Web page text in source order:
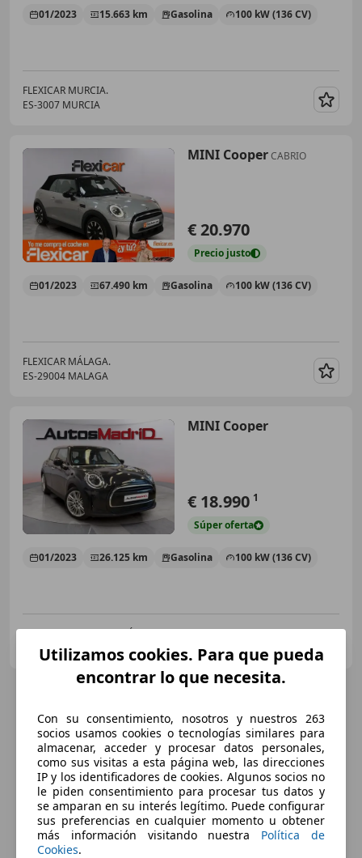
01/2023 15.663 km Gasolina 100 kW (136 CV)
FLEXICAR MURCIA.
ES-3007 MURCIA
MINI CooperCABRIO
€ 20.970
Precio justo
01/2023 67.490 km Gasolina 100 kW (136 CV)
FLEXICAR MÁLAGA.
ES-29004 MALAGA
MINI Cooper
€ 18.990 1
Súperoferta
01/2023 26.125 km Gasolina 100 kW (136 CV)
AUTOS MADRID ALCALÁ DE HENARES
ES-28806 ALCALA DE HENARES
Utilizamos cookies. Para que pueda
encontrar lo que necesita.
Con su consentimiento, nosotros y nuestros 263
socios usamos cookies o tecnologías similares para
almacenar, acceder y procesar datos personales,
como sus visitas a esta página web, las direcciones
IP y los identificadores de cookies. Algunos socios no
le piden consentimiento para procesar tus datos y
se amparan en su interés legítimo. Puede configurar
sus preferencias en cualquier momento u obtener
más información visitando nuestra Política de
Cookies.